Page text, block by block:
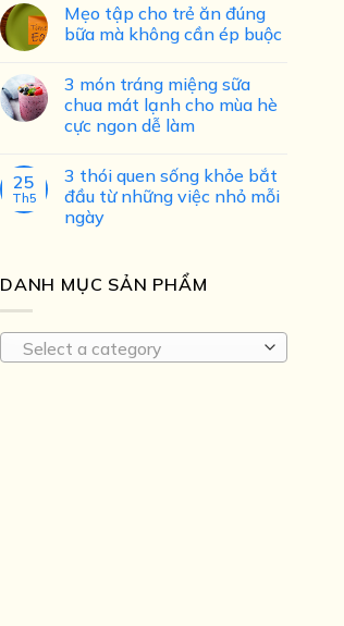
Mẹo tập cho trẻ ăn đúng
bữa mà không cần ép buộc
3 món tráng miệng sữa
chua mát lạnh cho mùa hè
cực ngon dễ làm
25
Th5
3 thói quen sống khỏe bắt
đầu từ những việc nhỏ mỗi
ngày
DANH MỤC SẢN PHẨM
Select a category